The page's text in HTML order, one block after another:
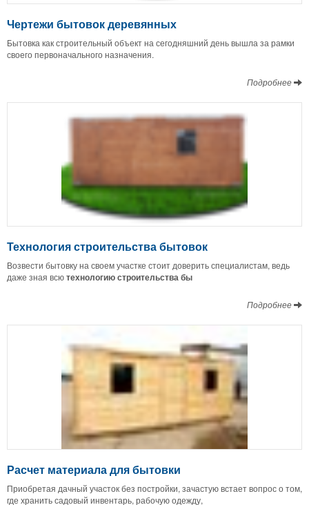
Чертежи бытовок деревянных
Бытовка как строительный объект на сегодняшний день вышла за рамки
своего первоначального назначения.
Подробнее
Технология строительства бытовок
Возвести бытовку на своем участке стоит доверить специалистам, ведь
даже зная всютехнологию строительства бы
Подробнее
Расчет материала для бытовки
Приобретая дачный участок без постройки, зачастую встает вопрос о том,
где хранить садовый инвентарь, рабочую одежду,